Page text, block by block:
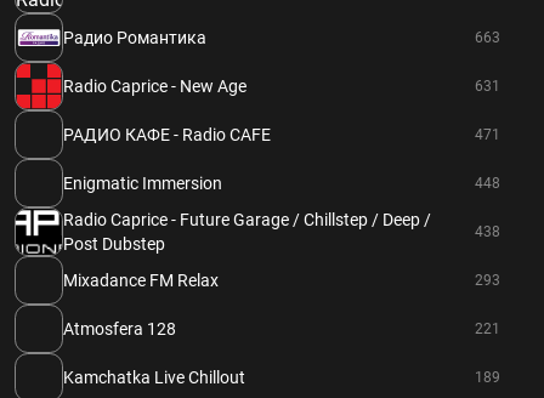
Радио Романтика 663
Radio Caprice - New Age 631
РАДИО КАФЕ - Radio CAFE 471
Enigmatic Immersion 448
Radio Caprice - Future Garage / Chillstep / Deep /
Post Dubstep
438
Mixadance FM Relax 293
Atmosfera 128 221
Kamchatka Live Chillout 189